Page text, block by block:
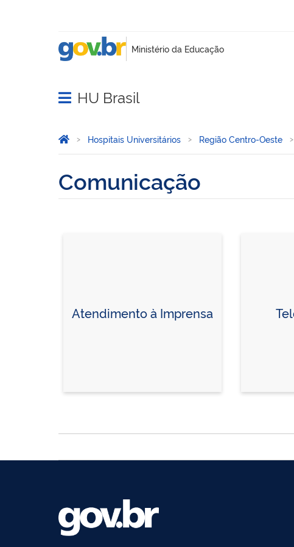
Abrir menu principal de navegação
HU Brasil
Você está aqui:
Página Inicial
Hospitais Universitários Região Centro-Oeste
Comunicação
Atendimento à Imprensa